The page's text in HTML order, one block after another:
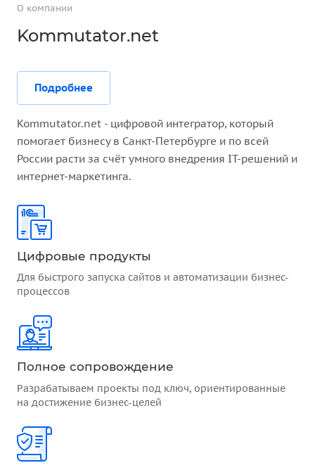
О компании
Kommutator.net
Подробнее
Kommutator.net - цифровой интегратор, который
помогает бизнесу в Санкт-Петербурге и по всей
России расти за счёт умного внедрения IT-решений и
интернет-маркетинга.
Цифровые продукты
Для быстрого запуска сайтов и автоматизации бизнес-
процессов
Полное сопровождение
Разрабатываем проекты под ключ, ориентированные
на достижение бизнес-целей